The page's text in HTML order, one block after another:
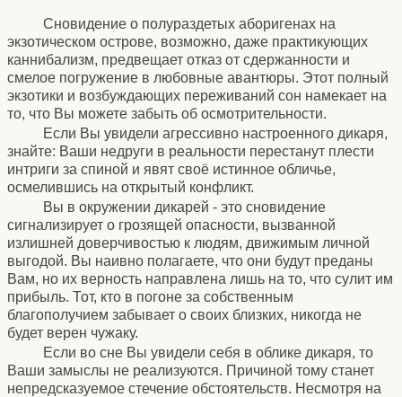
Сновидение о полураздетых аборигенах на
экзотическом острове, возможно, даже практикующих
каннибализм, предвещает отказ от сдержанности и
смелое погружение в любовные авантюры. Этот полный
экзотики и возбуждающих переживаний сон намекает на
то, что Вы можете забыть об осмотрительности.
Если Вы увидели агрессивно настроенного дикаря,
знайте: Ваши недруги в реальности перестанут плести
интриги за спиной и явят своё истинное обличье,
осмелившись на открытый конфликт.
Вы в окружении дикарей - это сновидение
сигнализирует о грозящей опасности, вызванной
излишней доверчивостью к людям, движимым личной
выгодой. Вы наивно полагаете, что они будут преданы
Вам, но их верность направлена лишь на то, что сулит им
прибыль. Тот, кто в погоне за собственным
благополучием забывает о своих близких, никогда не
будет верен чужаку.
Если во сне Вы увидели себя в облике дикаря, то
Ваши замыслы не реализуются. Причиной тому станет
непредсказуемое стечение обстоятельств. Несмотря на